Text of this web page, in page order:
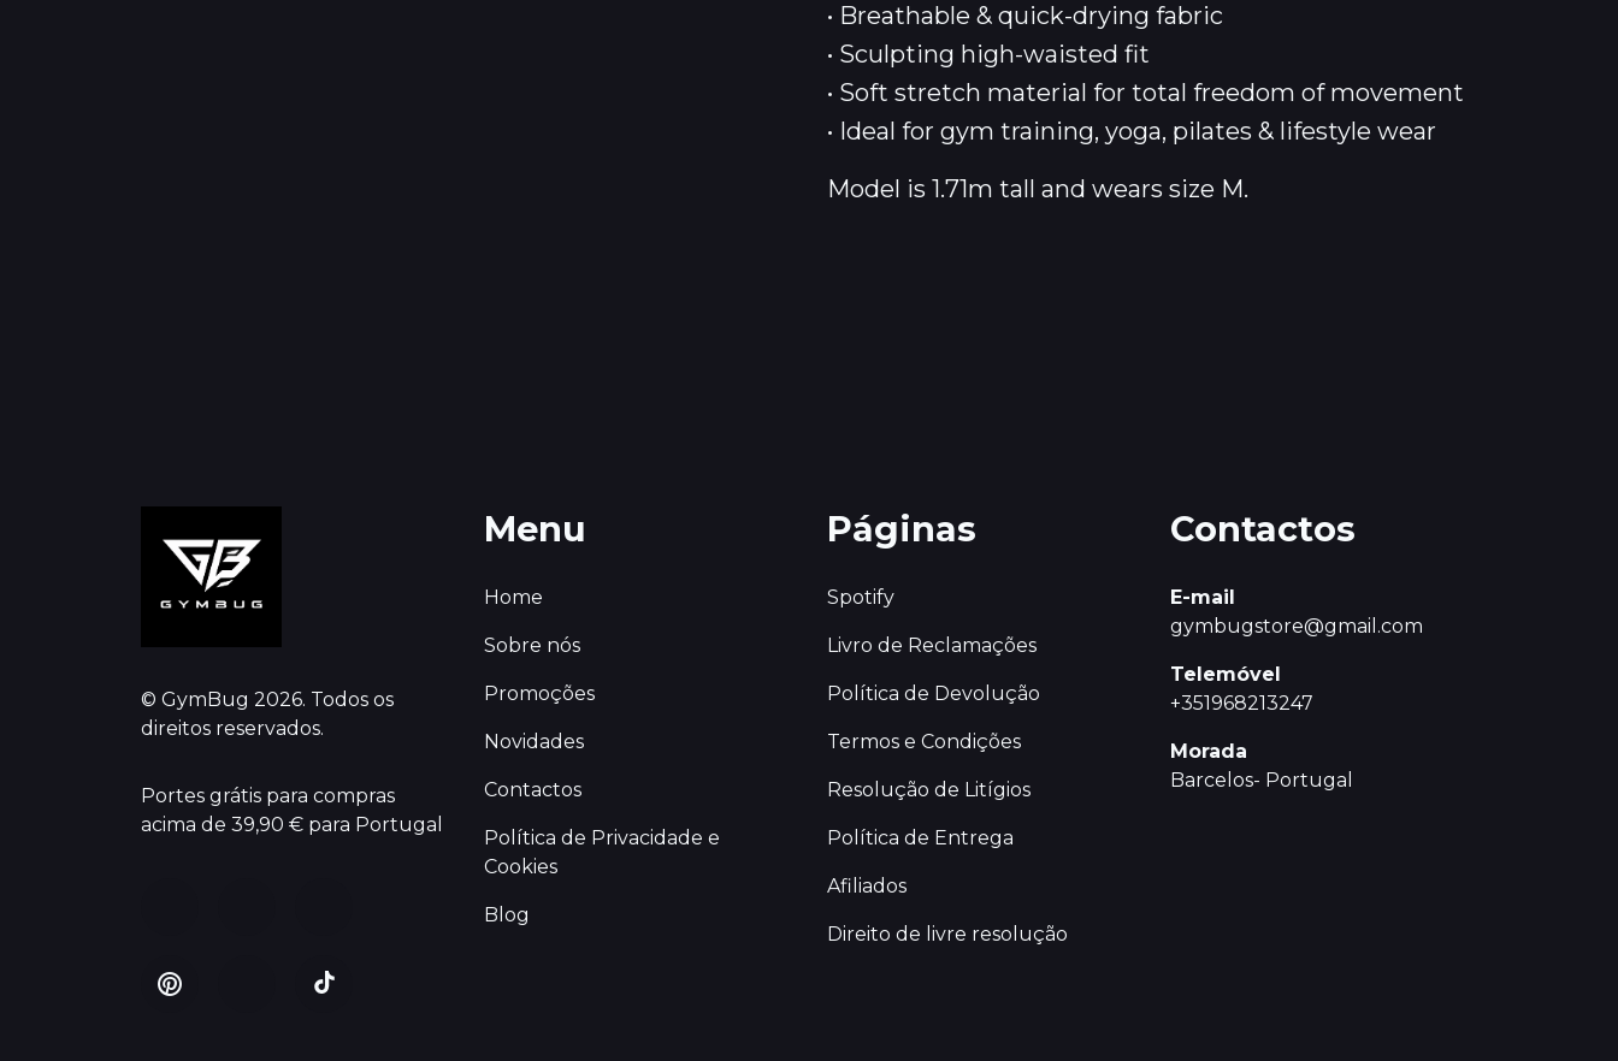
• Breathable & quick-drying fabric
• Sculpting high-waisted fit
• Soft stretch material for total freedom of movement
• Ideal for gym training, yoga, pilates & lifestyle wear
Model is 1.71m tall and wears size M.
© GymBug 2026. Todos os
direitos reservados.
Portes grátis para compras
acima de 39,90 € para Portugal
Menu
Home
Sobre nós
Promoções
Novidades
Contactos
Política de Privacidade e
Cookies
Blog
Páginas
Spotify
Livro de Reclamações
Política de Devolução
Termos e Condições
Resolução de Litígios
Política de Entrega
Afiliados
Direito de livre resolução
Contactos
E-mail
gymbugstore@gmail.com
Telemóvel
+351968213247
Morada
Barcelos- Portugal